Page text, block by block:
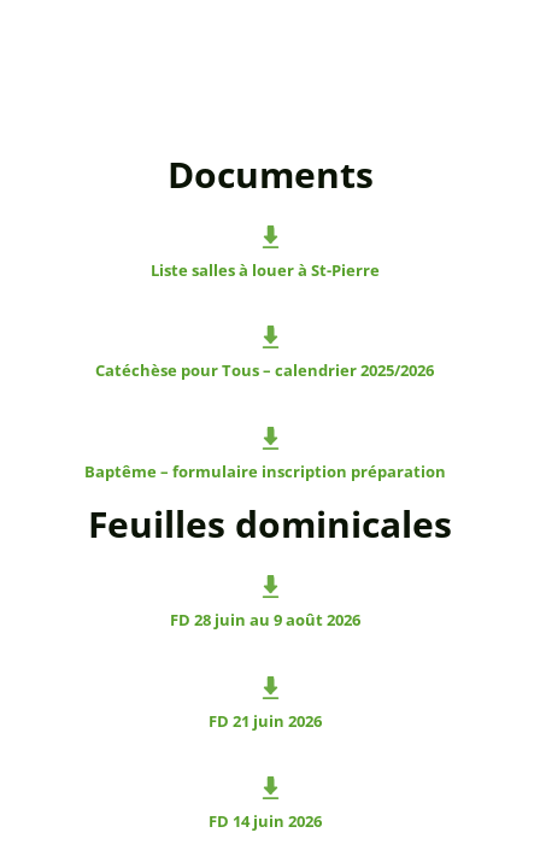
Documents
Liste salles à louer à St-Pierre
Catéchèse pour Tous – calendrier 2025/2026
Baptême – formulaire inscription préparation
Feuilles dominicales
FD 28 juin au 9 août 2026
FD 21 juin 2026
FD 14 juin 2026